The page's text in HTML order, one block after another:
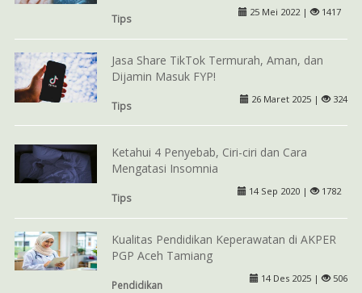
Tips
25 Mei 2022 | 1417
Jasa Share TikTok Termurah, Aman, dan
Dijamin Masuk FYP!
Tips
26 Maret 2025 | 324
Ketahui 4 Penyebab, Ciri-ciri dan Cara
Mengatasi Insomnia
Tips
14 Sep 2020 | 1782
Kualitas Pendidikan Keperawatan di AKPER
PGP Aceh Tamiang
Pendidikan
14 Des 2025 | 506